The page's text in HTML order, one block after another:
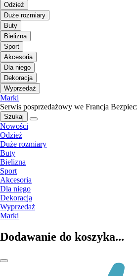
Odzież
Duże rozmiary
Buty
Bielizna
Sport
Akcesoria
Dla niego
Dekoracja
Wyprzedaż
Marki
Serwis posprzedażowy we Francja
Szukaj
Nowości
Odzież
Duże rozmiary
Buty
Bielizna
Sport
Akcesoria
Dla niego
Dekoracja
Wyprzedaż
Marki
Dodawanie do koszyka...